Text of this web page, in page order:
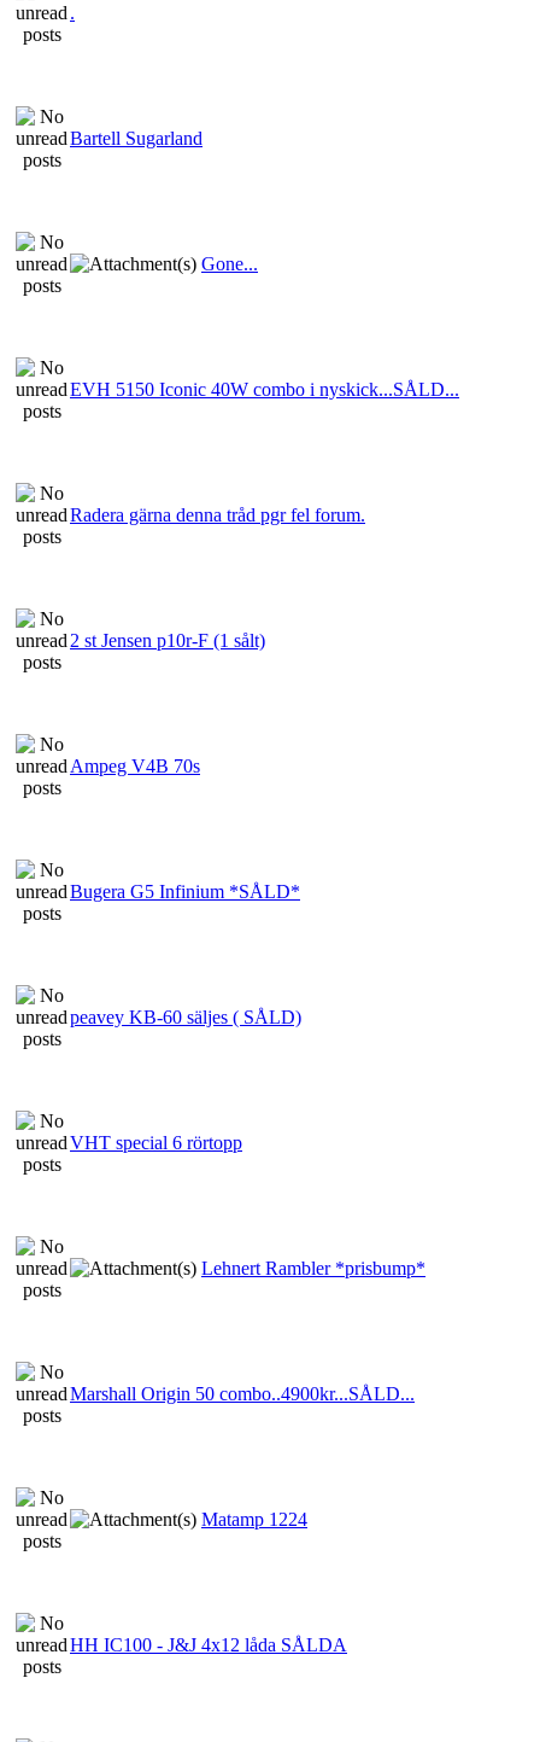
.
Bartell Sugarland
Gone...
EVH 5150 Iconic 40W combo i nyskick...SÅLD...
Radera gärna denna tråd pgr fel forum.
2 st Jensen p10r-F (1 sålt)
Ampeg V4B 70s
Bugera G5 Infinium *SÅLD*
peavey KB-60 säljes ( SÅLD)
VHT special 6 rörtopp
Lehnert Rambler *prisbump*
Marshall Origin 50 combo..4900kr...SÅLD...
Matamp 1224
HH IC100 - J&J 4x12 låda SÅLDA